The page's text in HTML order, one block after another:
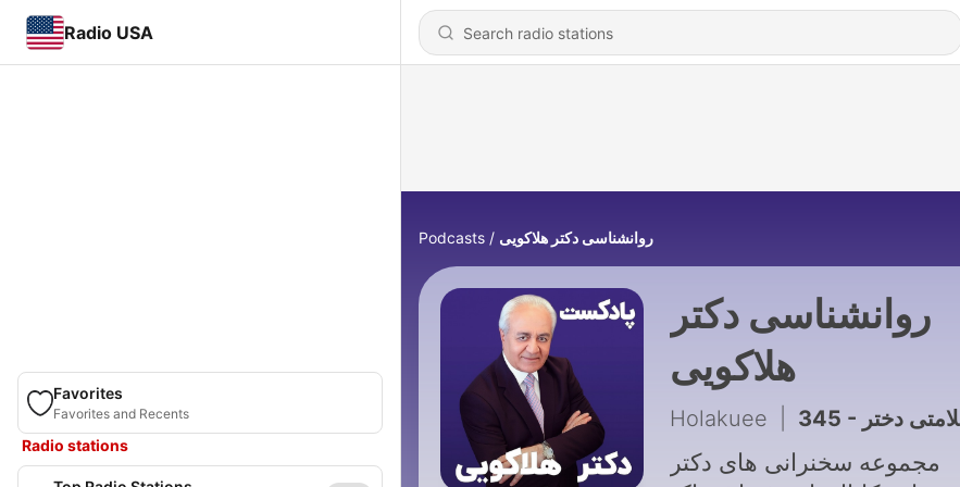
Radio USA
Favorites
Favorites and Recents
Radio stations
Podcasts روانشناسی دکتر هلاکویی
روانشناسی دکتر
هلاکویی
Holakuee 345 - احساس بد در مورد سلامتی دختر
مجموعه سخنرانی های دکتر